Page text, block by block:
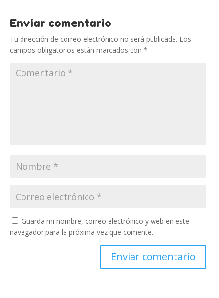
Enviar comentario
Tu dirección de correo electrónico no será publicada. Los
campos obligatorios están marcados con *
Guarda mi nombre, correo electrónico y web en este
navegador para la próxima vez que comente.